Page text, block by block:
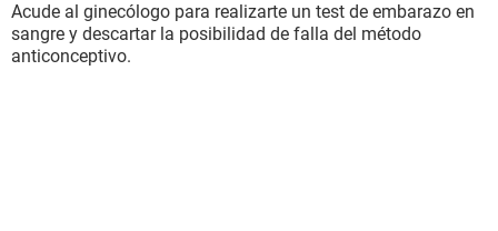
Acude al ginecólogo para realizarte un test de embarazo en
sangre y descartar la posibilidad de falla del método
anticonceptivo.